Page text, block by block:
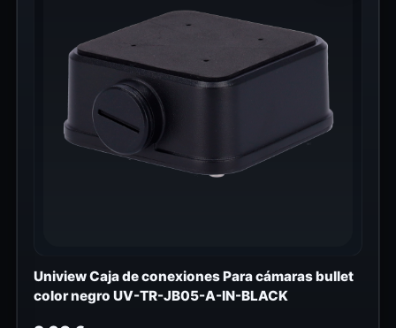
Uniview Caja de conexiones Para cámaras bullet
color negro UV-TR-JB05-A-IN-BLACK